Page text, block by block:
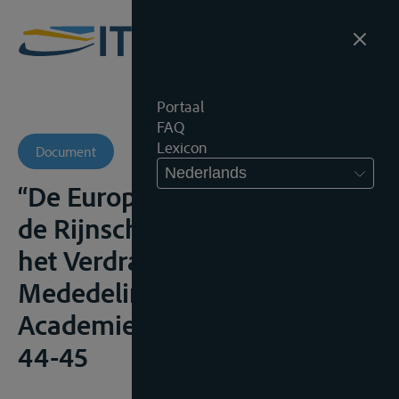
Portaal
FAQ
Lexicon
Nederlands
Document
“De Europese integratie van
de Rijnscheepvaart voor en na
het Verdrag van Rome”,
Mededelingen Marine
Academie, 1964, (43-55), i.h.b.
44-45